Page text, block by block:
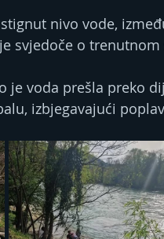
nivo vode,
svjedoče o
je voda prešla preko
izbjegavajući